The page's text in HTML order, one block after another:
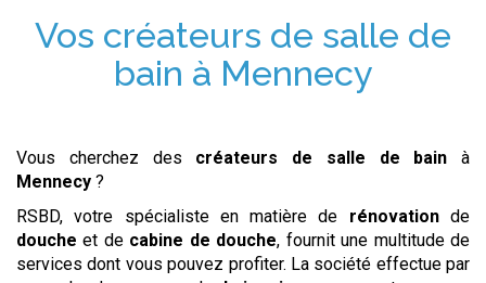
Vos créateurs de salle de
bain à Mennecy
Vous cherchez des créateurs de salle de bain à
Mennecy ?
RSBD, votre spécialiste en matière de rénovationde
douche et de cabine de douche, fournit une multitude de
services dont vous pouvez profiter. La société effectue par